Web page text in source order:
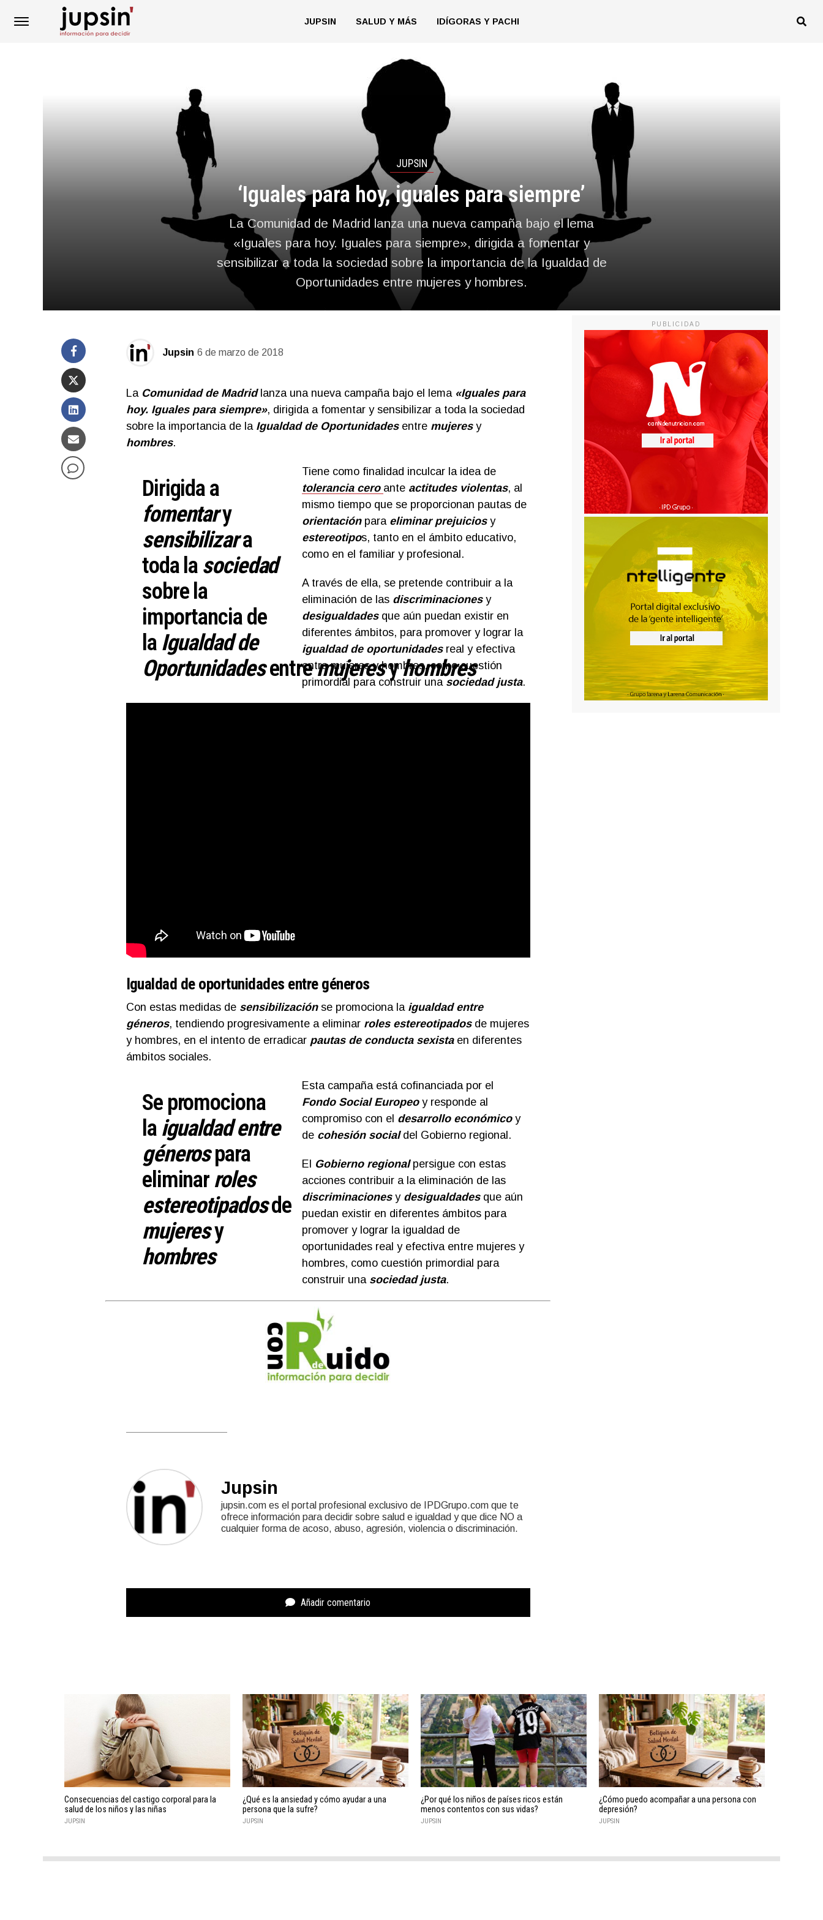
JUPSIN SALUD Y MÁS IDÍGORAS Y PACHI
JUPSIN
‘Iguales para hoy, iguales para siempre’
La Comunidad de Madrid lanza una nueva campaña bajo el lema
«Iguales para hoy. Iguales para siempre», dirigida a fomentar y
sensibilizar a toda la sociedad sobre la importancia de la Igualdad de
Oportunidades entre mujeres y hombres.
Jupsin 6 de marzo de 2018
La Comunidad de Madridlanza una nueva campaña bajo el lema «Iguales para
hoy. Iguales para siempre», dirigida a fomentar y sensibilizar a toda la sociedad
sobre la importancia de la Igualdad de Oportunidadesentre mujeres y
hombres.
Dirigida a
fomentary
sensibilizara
toda la sociedad
sobre la
importancia de
la Igualdad de
Oportunidadesentremujeresyhombres
Tiene como finalidad inculcar la idea de
tolerancia cero ante actitudes violentas, al
mismo tiempo que se proporcionan pautas de
orientaciónpara eliminar prejuiciosy
estereotipos, tanto en el ámbito educativo,
como en el familiar y profesional.
A través de ella, se pretende contribuir a la
eliminación de las discriminacionesy
desigualdadesque aún puedan existir en
diferentes ámbitos, para promover y lograr la
igualdad de oportunidadesreal y efectiva
entre mujeres y hombres, como cuestión
primordial para construir una sociedad justa.
Igualdad de oportunidades entre géneros
Con estas medidas de sensibilizaciónse promociona la igualdad entre
géneros, tendiendo progresivamente a eliminar roles estereotipadosde mujeres
y hombres, en el intento de erradicar pautas de conducta sexistaen diferentes
ámbitos sociales.
Se promociona
la igualdad entre
génerospara
eliminar roles
estereotipadosde
mujeresy
hombres
Esta campaña está cofinanciada por el
Fondo Social Europeoy responde al
compromiso con el desarrollo económico y
de cohesión socialdel Gobierno regional.
El Gobierno regionalpersigue con estas
acciones contribuir a la eliminación de las
discriminacionesy desigualdadesque aún
puedan existir en diferentes ámbitos para
promover y lograr la igualdad de
oportunidades real y efectiva entre mujeres y
hombres, como cuestión primordial para
construir una sociedad justa.
Jupsin
jupsin.com es el portal profesional exclusivo de IPDGrupo.com que te
ofrece información para decidir sobre salud e igualdad y que dice NO a
cualquier forma de acoso, abuso, agresión, violencia o discriminación.
Añadir comentario
PUBLICIDAD
Consecuencias del castigo corporal para la
salud de los niños y las niñas
JUPSIN
¿Qué es la ansiedad y cómo ayudar a una
persona que la sufre?
JUPSIN
¿Por qué los niños de países ricos están
menos contentos con sus vidas?
JUPSIN
¿Cómo puedo acompañar a una persona con
depresión?
JUPSIN